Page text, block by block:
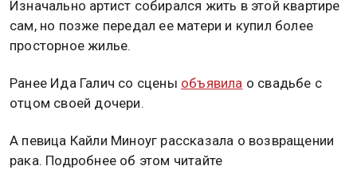
Изначально артист собирался жить в этой квартире
сам, но позже передал ее матери и купил более
просторное жилье.
Ранее Ида Галич со сцены объявила о свадьбе с
отцом своей дочери.
А певица Кайли Миноуг рассказала о возвращении
рака. Подробнее об этом читайте